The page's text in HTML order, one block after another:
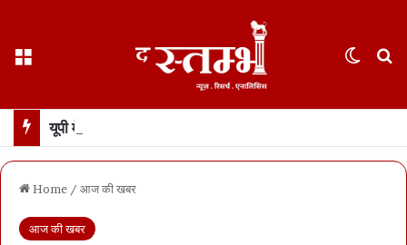
Home / आज की खबर
आज की खबर